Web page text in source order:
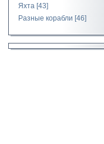
Яхта [43]
Разные корабли [46]